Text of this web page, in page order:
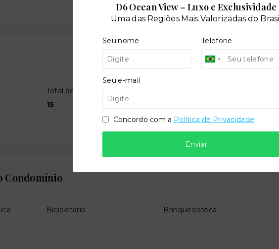
Total de andares:
15
Condomínio
Bicicletário Brinquedoteca
D6 Ocean View – Luxo e Exclusividade
Uma das Regiões Mais Valorizadas do Brasil
Seu nome Telefone
Seu e-mail
Concordo com a Política de Privacidade
Enviar